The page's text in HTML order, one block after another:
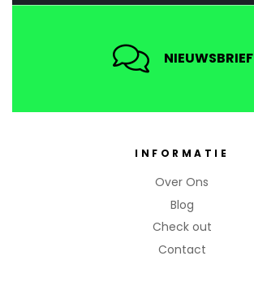
NIEUWSBRIEF
INFORMATIE
Over Ons
Blog
Check out
Contact